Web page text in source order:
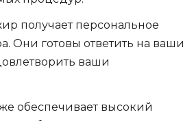
получает персональное
Они готовы ответить на ваши
ваши
обеспечивает высокий